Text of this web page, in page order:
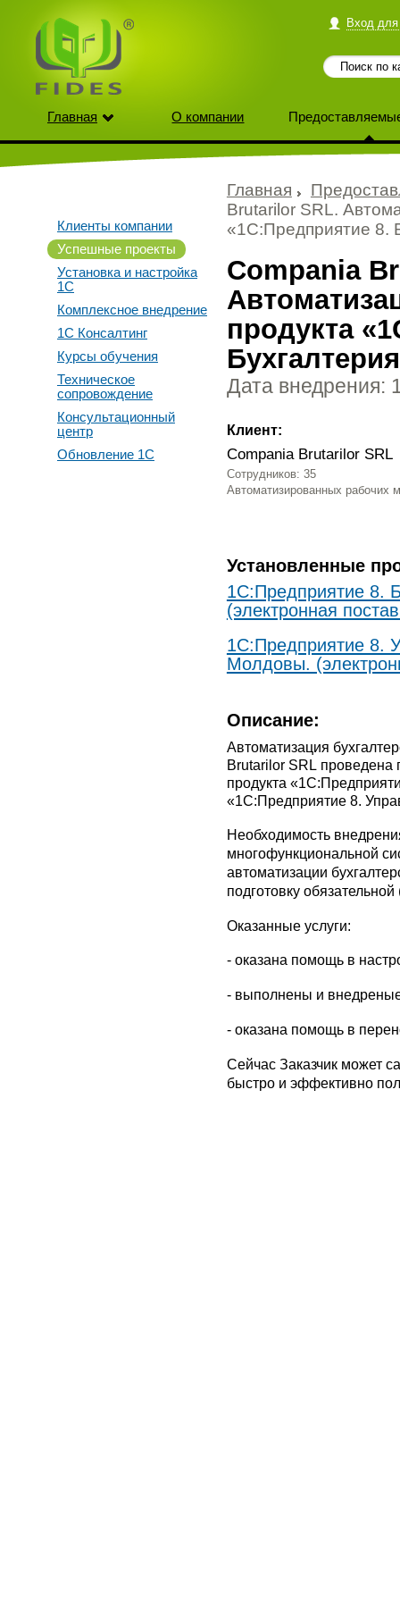
Вход для
Главная О компании
Клиенты компании
Успешные проекты
Установка и настройка
1С
Комплексное внедрение
1С Консалтинг
Курсы обучения
Техническое
сопровождение
Консультационный
центр
Обновление 1С
Главная
Brutarilor SRL.
«1С:Предприятие 8.
Compania
продукта
Дата внедрения:
Клиент:
Compania Brutarilor SRL
Сотрудников: 35
Автоматизированных рабочих
Установленные
1С:Предприятие 8.
(электронная
1С:Предприятие 8.
Молдовы.
Описание:
Автоматизация
Brutarilor SRL проведена
продукта
«1С:Предприятие 8.
Необходимость
многофункциональной
автоматизации
подготовку
Оказанные услуги:
- оказана помощь в
- выполнены и
- оказана помощь в
Сейчас Заказчик может
быстро и эффективно